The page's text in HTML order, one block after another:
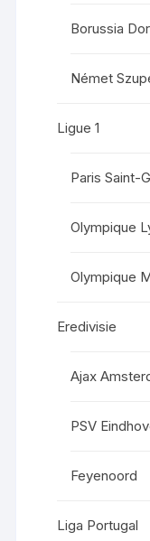
Borussia
Német
Ligue 1
Paris Saint-
Olympique
Olympique
Eredivisie
Ajax
PSV
Feyenoord
Liga Portugal